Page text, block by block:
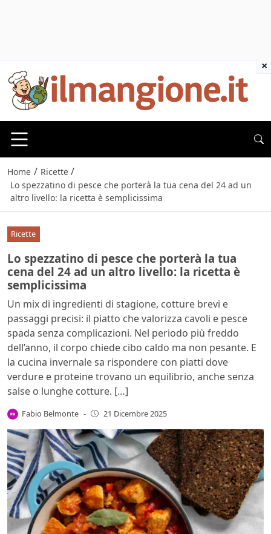
Home / Ricette /
Lo spezzatino di pesce che porterà la tua cena del 24 ad un
altro livello: la ricetta è semplicissima
Ricette
Lo spezzatino di pesce che porterà la tua
cena del 24 ad un altro livello: la ricetta è
semplicissima
Un mix di ingredienti di stagione, cotture brevi e
passaggi precisi: il piatto che valorizza cavoli e pesce
spada senza complicazioni. Nel periodo più freddo
dell’anno, il corpo chiede cibo caldo ma non pesante. E
la cucina invernale sa rispondere con piatti dove
verdure e proteine trovano un equilibrio, anche senza
salse o lunghe cotture. […]
Fabio Belmonte - 21 Dicembre 2025
×